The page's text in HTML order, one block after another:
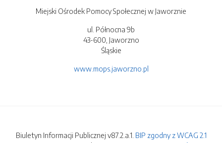
Miejski Ośrodek Pomocy Społecznej w Jaworznie
ul. Północna 9b
43-600, Jaworzno
Śląskie
www.mops.jaworzno.pl
Biuletyn Informacji Publicznej v87.2.a.1. BIP zgodny z WCAG 2.1